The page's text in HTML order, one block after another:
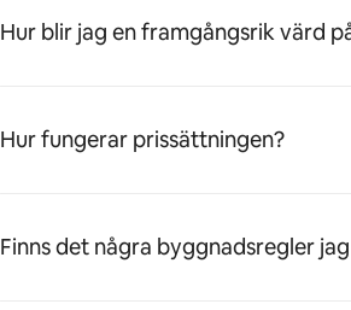
Hur blir jag en framgångsrik värd
Hur fungerar prissättningen?
Finns det några byggnadsregler